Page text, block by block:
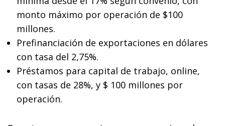
monto máximo por operación de $100
millones.
Prefinanciación de exportaciones en dólares
con tasa del 2,75%.
Préstamos para capital de trabajo, online,
con tasas de 28%, y $ 100 millones por
operación.